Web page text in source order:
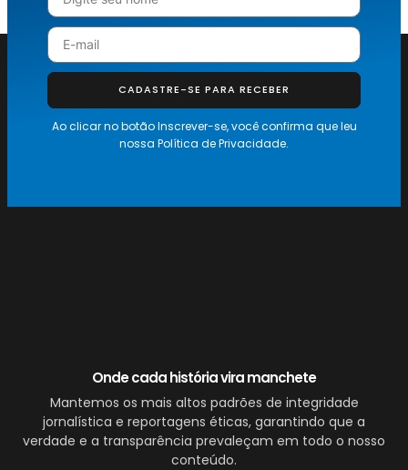
CADASTRE-SE PARA RECEBER
Ao clicar no botão Inscrever-se, você confirma que leu
nossa Política de Privacidade.
Onde cada história vira manchete
Mantemos os mais altos padrões de integridade
jornalística e reportagens éticas, garantindo que a
verdade e a transparência prevaleçam em todo o nosso
conteúdo.